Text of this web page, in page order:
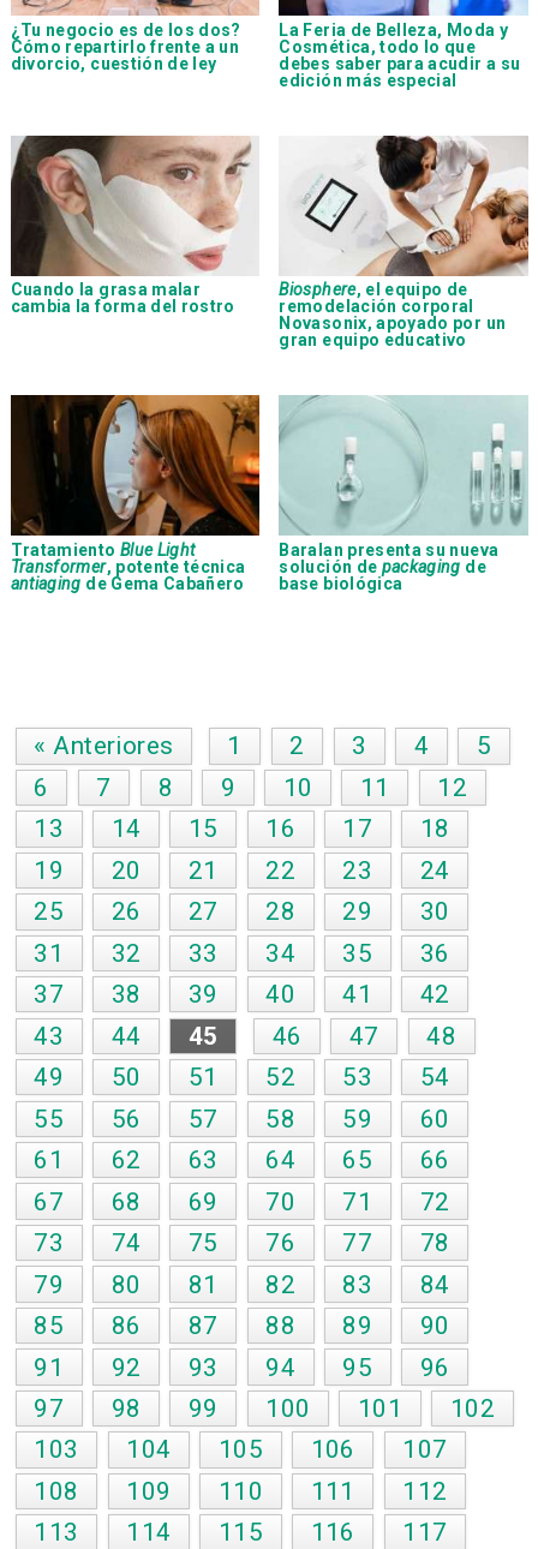
¿Tu negocio es de los dos?
Cómo repartirlo frente a un
divorcio, cuestión de ley
La Feria de Belleza, Moda y
Cosmética, todo lo que
debes saber para acudir a su
edición más especial
Cuando la grasa malar
cambia la forma del rostro
Biosphere, el equipo de
remodelación corporal
Novasonix, apoyado por un
gran equipo educativo
Tratamiento Blue Light
Transformer, potente técnica
antiaging de Gema Cabañero
Baralan presenta su nueva
solución de packaging de
base biológica
« Anteriores 1 2 3 4
5
6
7 8 9 10 11
12
13
14 15 16 17
18
19
20 21 22 23
24
25
26 27 28 29
30
31
32 33 34 35
36
37
38 39 40 41
42
43
44 45 46 47
48
49
50 51 52 53
54
55
56 57 58 59
60
61
62 63 64 65
66
67
68 69 70 71
72
73
74 75 76 77
78
79
80 81 82 83
84
85
86 87 88 89
90
91
92 93 94 95
96
97
98 99 100 101
102
103
104 105 106
107
108
109 110 111
112
113
114 115 116
117